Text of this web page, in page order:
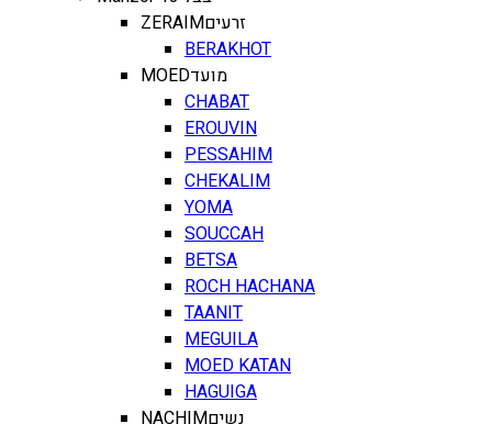
ZERAIMזרעים
BERAKHOT
MOEDמועד
CHABAT
EROUVIN
PESSAHIM
CHEKALIM
YOMA
SOUCCAH
BETSA
ROCH HACHANA
TAANIT
MEGUILA
MOED KATAN
HAGUIGA